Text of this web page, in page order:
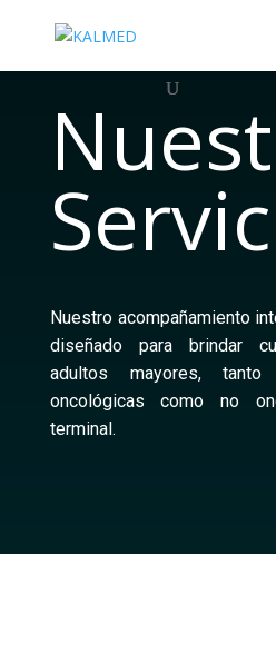
Nuestro acompañamiento
diseñado para brindar
adultos mayores, tanto
oncológicas como no
terminal.